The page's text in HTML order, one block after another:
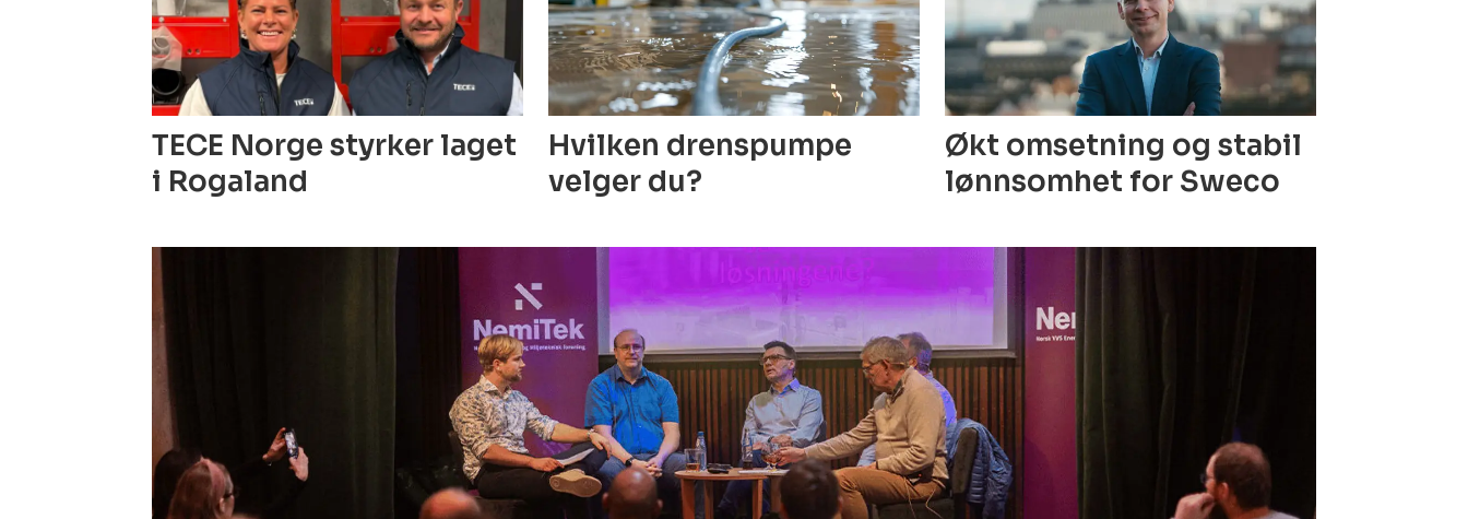
TECE Norge styrker laget
i Rogaland
Hvilken drenspumpe
velger du?
Økt omsetning og stabil
lønnsomhet for Sweco